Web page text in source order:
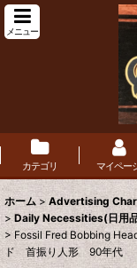
メニュー
カテゴリ マイペー
ホーム > Advertising
> Daily Necessities(日用
> Fossil Fred Bobbing
ド 首振り人形 90年代